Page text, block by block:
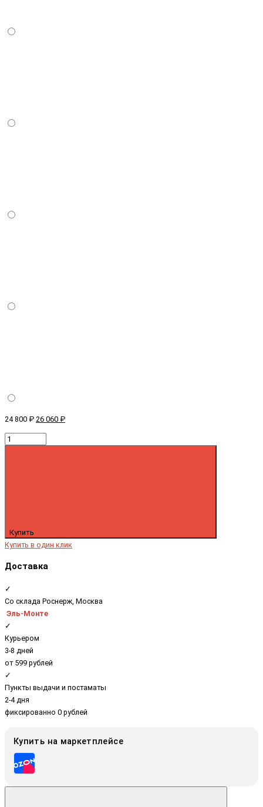
24 800 ₽ 26 060 ₽
Купить
Купить в один клик
Доставка
✓
Со склада Роснерж, Москва
Эль-Монте
✓
Курьером
3-8 дней
от 599 рублей
✓
Пункты выдачи и постаматы
2-4 дня
фиксированно 0 рублей
Купить на маркетплейсе